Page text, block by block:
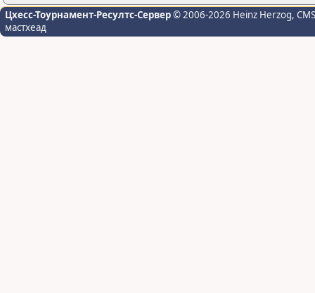
Цхесс-Тоурнамент-Ресултс-Сервер© 2006-2026 Heinz Herzog,
мастхеад